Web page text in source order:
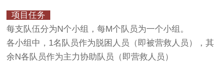
项目任务
每支队伍分为N个小组，每M个队员为一个小组。
各小组中，1名队员作为脱困人员（即被营救人员），其
余N各队员作为主力协助队员（即营救人员）